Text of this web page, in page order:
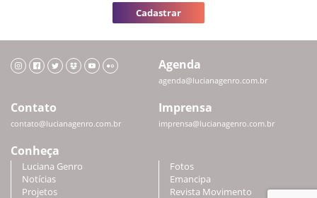
Cadastrar
Agenda
agenda@lucianagenro.com.br
Contato
contato@lucianagenro.com.br
Imprensa
imprensa@lucianagenro.com.br
Conheça
Luciana Genro
Notícias
Projetos
Fotos
Emancipa
Revista Movimento